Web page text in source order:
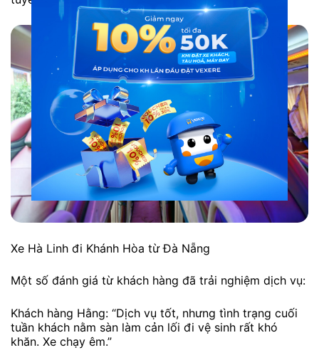
Xe Hà Linh đi Khánh Hòa từ Đà Nẵng
Một số đánh giá từ khách hàng đã trải nghiệm dịch vụ:
Khách hàng Hằng: “Dịch vụ tốt, nhưng tình trạng cuối
tuần khách nằm sàn làm cản lối đi vệ sinh rất khó
khăn. Xe chạy êm.”